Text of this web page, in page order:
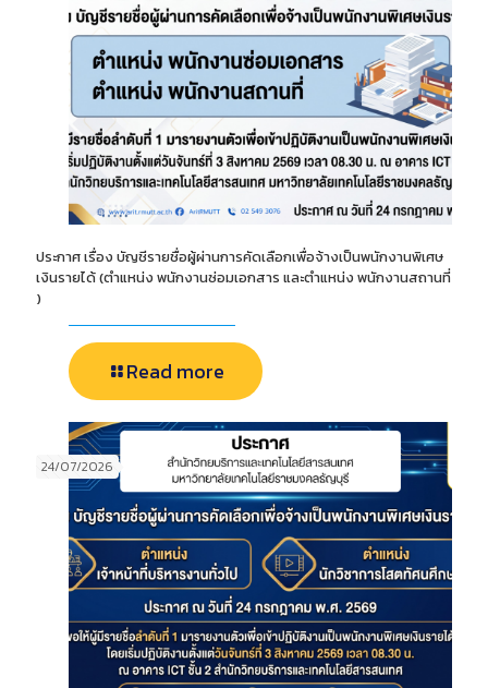
ประกาศ เรื่อง บัญชีรายชื่อผู้ผ่านการคัดเลือกเพื่อจ้างเป็นพนักงานพิเศษ
เงินรายได้ (ตำแหน่ง พนักงานซ่อมเอกสาร และตำแหน่ง พนักงานสถานที่
)
Read more
24/07/2026